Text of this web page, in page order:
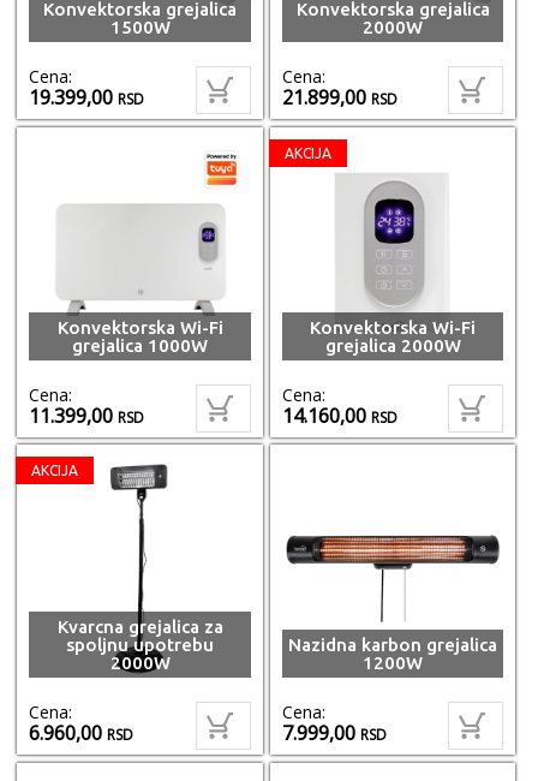
Konvektorska grejalica
1500W
Cena:
19.399,00RSD
Konvektorska grejalica
2000W
Cena:
21.899,00RSD
Konvektorska Wi-Fi
grejalica 1000W
Cena:
11.399,00RSD
AKCIJA
Konvektorska Wi-Fi
grejalica 2000W
Cena:
14.160,00RSD
AKCIJA
Kvarcna grejalica za
spoljnu upotrebu
2000W
Cena:
6.960,00RSD
Nazidna karbon grejalica
1200W
Cena:
7.999,00RSD